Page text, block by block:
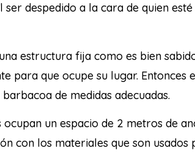
despedido a la cara de quien esté
estructura fija como es bien
para que ocupe su lugar.
de medidas adecuadas.
un espacio de 2 metros de
con los materiales que son